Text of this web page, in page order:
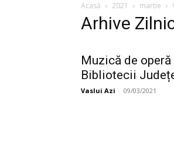
Acasă 2021 martie
Arhive
Muzică de
Bibliotecii
Vaslui Azi - 09/03/2021